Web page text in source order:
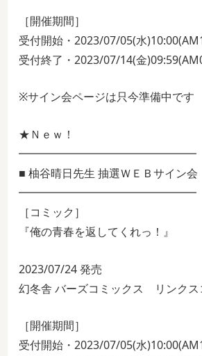
［開催期間］
受付開始・2023/07/05(水
受付終了・2023/07/14(金
※サイン会ページは只今準備中です
★Ｎｅｗ！
━━━━━━━━━━━━━━━━
■ 柚谷晴日先生 抽選ＷＥＢサイン会
━━━━━━━━━━━━━━━━
［コミック］
『俺の青春を返してくれっ！』
2023/07/24 発売
幻冬舎 バーズコミックス リンクス
［開催期間］
受付開始・2023/07/05(水